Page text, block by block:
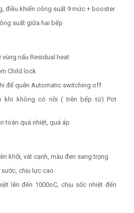
điều khiển công suất 9 mức + booster
suất giữa hai bếp
nấu Residual heat
Child lock
để quên Automatic switching off
khi không có nồi ( trên bếp từ) Pot
toàn quá nhiệt, quá áp
khối, vát cạnh, màu đen sang trọng
chịu lực cao
lên đến 1000oC, chịu sốc nhiệt đến